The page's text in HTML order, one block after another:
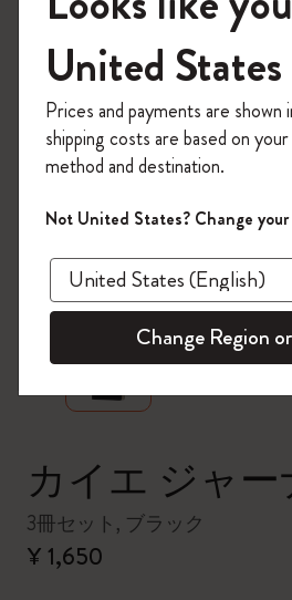
zoom.cta
カイエ ジャ
3冊セット, ブラック
¥ 1,650
モレスキンの世界
「WELCOME10」を入
文が10%オフ＋送料無料
ール・アウトレット
Moleskineアカウントを
ァーや会員特典、さらに
レーションを手に入
今すぐ会員
United States
Prices and payments are
shipping costs are based on
method and destination.
Not United States? Change
Change Region